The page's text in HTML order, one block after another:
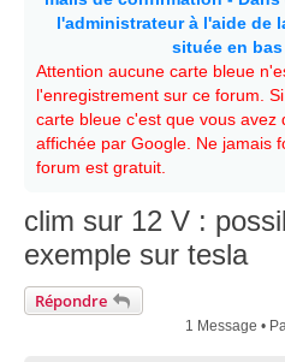
l'administrateur à l'aide de
située en
Attention aucune carte bleue
l'enregistrement sur ce forum.
carte bleue c'est que vous avez
affichée par Google. Ne jamais
forum est gratuit.
clim sur 12 V :
exemple sur tesla
Répondre
1 Message •